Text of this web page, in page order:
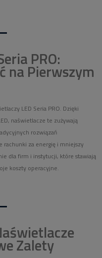
PRO:
na Pierwszym
LED Seria PRO. Dzięki
naświetlacze te zużywają
rozwiązań
rachunki za energię i mniejszy
dla firm i instytucji, które stawiają
koszty operacyjne.
Zalety